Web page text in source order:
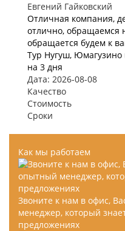
Евгений Гайковский
Отличная компания,
отлично, обращаемся
обращается будем к
Тур Нугуш,
на 3 дня
Дата: 2026-08-08
Качество
Стоимость
Сроки
Как мы работаем
Звоните к нам в офис,
менеджер, который
предложениях